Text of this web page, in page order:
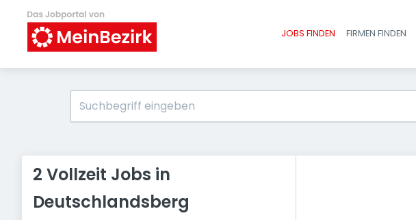
JOBS FINDEN FIRMEN FINDEN
2 Vollzeit Jobs in
Deutschlandsberg